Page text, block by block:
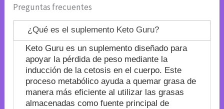
Preguntas frecuentes
¿Qué es el suplemento Keto Guru?
Keto Guru es un suplemento diseñado para
apoyar la pérdida de peso mediante la
inducción de la cetosis en el cuerpo. Este
proceso metabólico ayuda a quemar grasa de
manera más eficiente al utilizar las grasas
almacenadas como fuente principal de